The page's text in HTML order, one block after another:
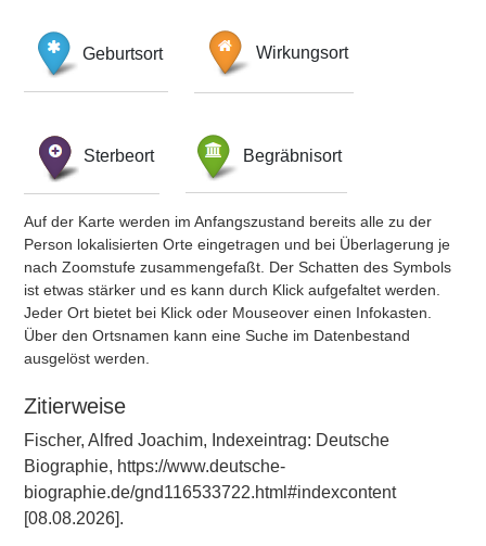
Geburtsort Wirkungsort
Sterbeort Begräbnisort
Auf der Karte werden im Anfangszustand bereits alle zu der
Person lokalisierten Orte eingetragen und bei Überlagerung je
nach Zoomstufe zusammengefaßt. Der Schatten des Symbols
ist etwas stärker und es kann durch Klick aufgefaltet werden.
Jeder Ort bietet bei Klick oder Mouseover einen Infokasten.
Über den Ortsnamen kann eine Suche im Datenbestand
ausgelöst werden.
Zitierweise
Fischer, Alfred Joachim, Indexeintrag: Deutsche
Biographie, https://www.deutsche-
biographie.de/gnd116533722.html#indexcontent
[08.08.2026].